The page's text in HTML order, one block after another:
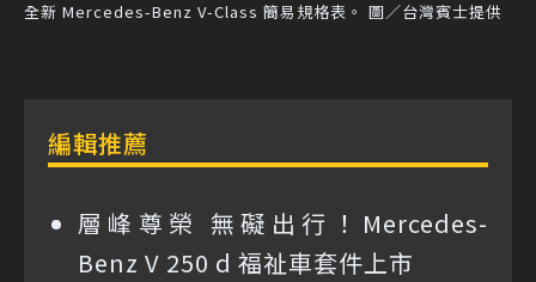
全新 Mercedes-Benz V-Class 簡易規格表。 圖／台灣賓士提供
編輯推薦
層峰尊榮 無礙出行！Mercedes-
Benz V 250 d 福祉車套件上市